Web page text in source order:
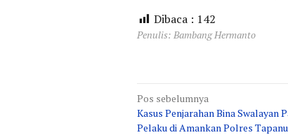
Dibaca : 142
Penulis: Bambang Hermanto
Navigasi
pos
Pos sebelumnya
Kasus Penjarahan Bina Swalayan
Pelaku di Amankan Polres